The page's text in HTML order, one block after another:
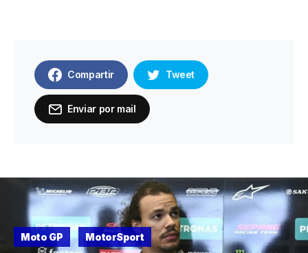
Compartir Tweet
Enviar por mail
Moto GP MotorSport